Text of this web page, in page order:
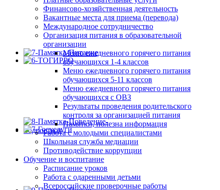
Финансово-хозяйственная деятельность
Вакантные места для приема (перевода)
Международное сотрудничество
Организация питания в образовательной
организации
Меню ежедневного горячего питания
обучающихся 1-4 классов
Меню ежедневного горячего питания
обучающихся 5-11 классов
Меню ежедневного горячего питания
обучающихся с ОВЗ
Результаты проведения родительского
контроля за организацией питания
Памятки, полезна информация
Работа с молодыми специалистами
Школьная служба медиации
Противодействие коррупции
Обучение и воспитание
Расписание уроков
Работа с одаренными детьми
Всероссийские проверочные работы